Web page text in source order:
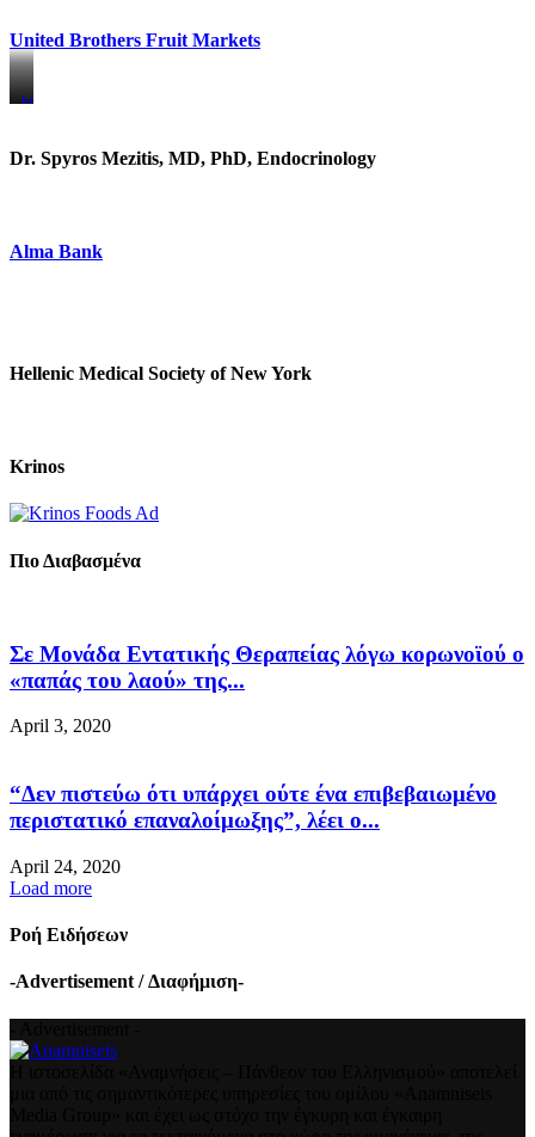
United Brothers Fruit Markets
https://www.unitedbrothersfruitmarkets.com/
https://www.unitedbrothersfruitmarkets.com/
Dr. Spyros Mezitis, MD, PhD, Endocrinology
Alma Bank
Hellenic Medical Society of New York
Krinos
Πιο Διαβασμένα
Σε Μονάδα Εντατικής Θεραπείας λόγω κορωνοϊού ο
«παπάς του λαού» της...
April 3, 2020
“Δεν πιστεύω ότι υπάρχει ούτε ένα επιβεβαιωμένο
περιστατικό επαναλοίμωξης”, λέει ο...
April 24, 2020
Load more
Ροή Ειδήσεων
-Advertisement / Διαφήμιση-